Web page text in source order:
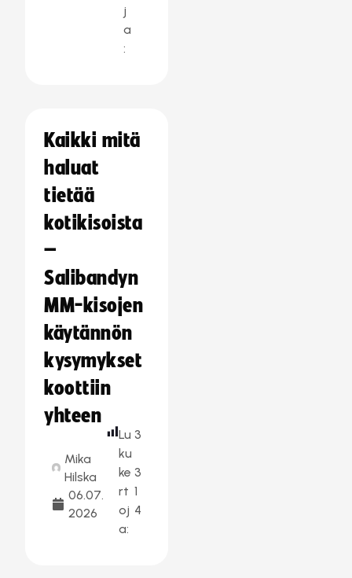
j
a
:
Kaikki mitä
haluat
tietää
kotikisoista
–
Salibandyn
MM-kisojen
käytännön
kysymykset
koottiin
yhteen
Mika
Hilska
06.07.
2026
Lu
ku
ke
rt
oj
a:
3
3
1
4